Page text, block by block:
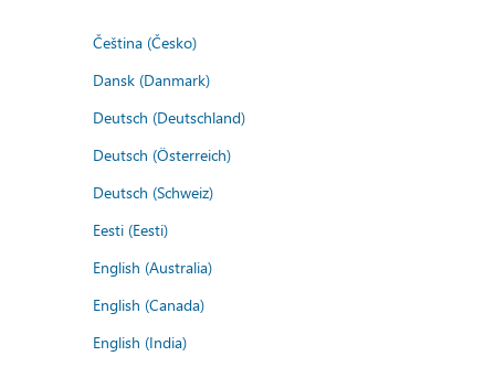
Čeština (Česko)
Dansk (Danmark)
Deutsch (Deutschland)
Deutsch (Österreich)
Deutsch (Schweiz)
Eesti (Eesti)
English (Australia)
English (Canada)
English (India)